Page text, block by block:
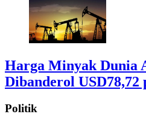
Harga Minyak Dunia
Dibanderol USD78,72
Politik